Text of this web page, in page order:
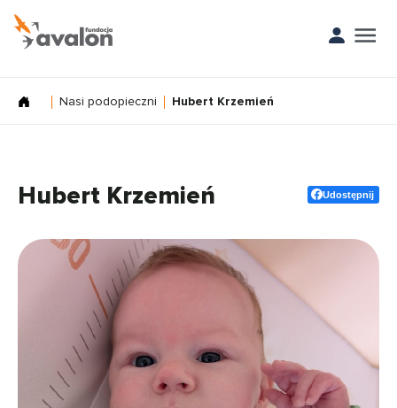
Nasi podopieczni Hubert Krzemień
Hubert Krzemień Udostępnij